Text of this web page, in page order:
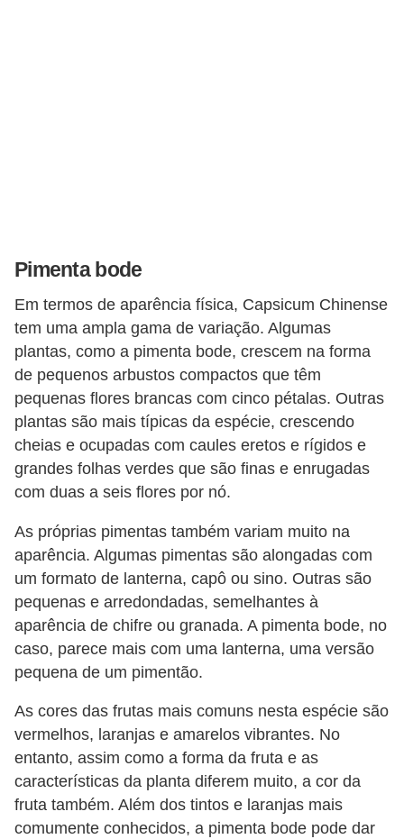
Pimenta bode
Em termos de aparência física, Capsicum Chinense
tem uma ampla gama de variação. Algumas
plantas, como a pimenta bode, crescem na forma
de pequenos arbustos compactos que têm
pequenas flores brancas com cinco pétalas. Outras
plantas são mais típicas da espécie, crescendo
cheias e ocupadas com caules eretos e rígidos e
grandes folhas verdes que são finas e enrugadas
com duas a seis flores por nó.
As próprias pimentas também variam muito na
aparência. Algumas pimentas são alongadas com
um formato de lanterna, capô ou sino. Outras são
pequenas e arredondadas, semelhantes à
aparência de chifre ou granada. A pimenta bode, no
caso, parece mais com uma lanterna, uma versão
pequena de um pimentão.
As cores das frutas mais comuns nesta espécie são
vermelhos, laranjas e amarelos vibrantes. No
entanto, assim como a forma da fruta e as
características da planta diferem muito, a cor da
fruta também. Além dos tintos e laranjas mais
comumente conhecidos, a pimenta bode pode dar